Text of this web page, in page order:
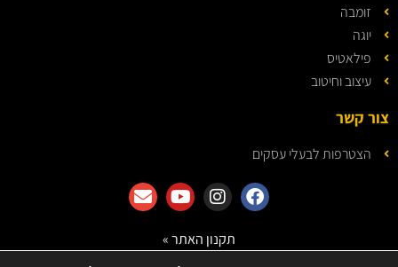
זומבה
יוגה
פילאטיס
עיצוב וחיטוב
צור קשר
הצטרפות לבעלי עסקים
תקנון האתר »
מדיניות הפרטיות »